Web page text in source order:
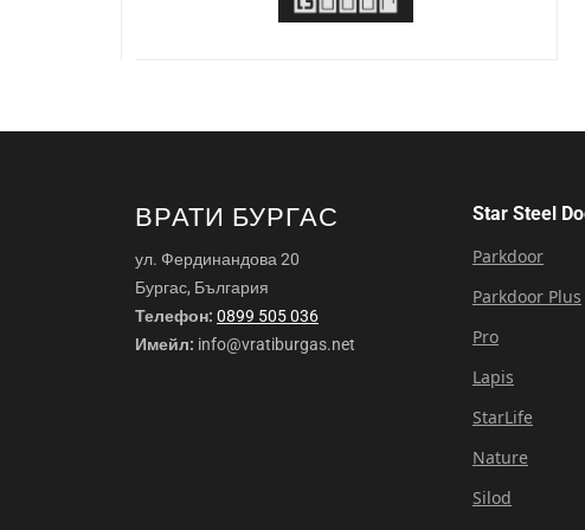
ВРАТИ БУРГАС
ул. Фердинандова 20
Бургас, България
Телефон: 0899 505 036
Имейл: info@vratiburgas.net
Star Steel
Parkdoor
Parkdoor Plus
Pro
Lapis
StarLife
Nature
Silod